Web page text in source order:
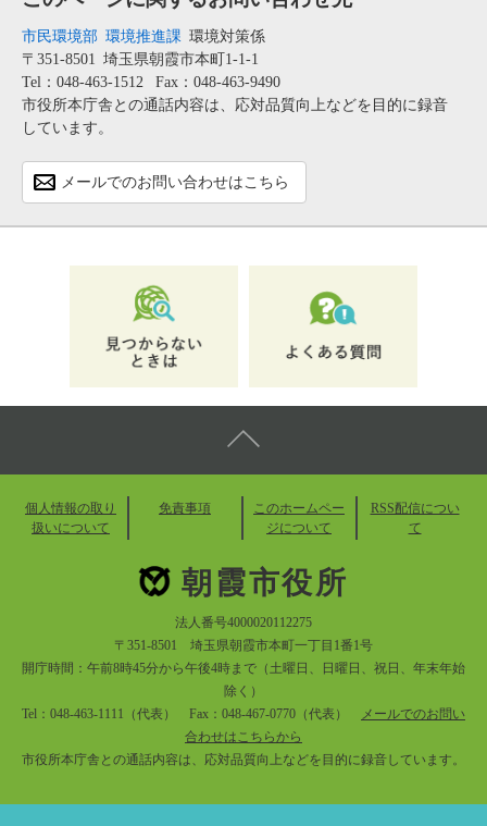
市民環境部 環境推進課 環境対策係
〒351-8501 埼玉県朝霞市本町1-1-1
Tel：048-463-1512
Fax：048-463-9490
市役所本庁舎との通話内容は、応対品質向上などを目的に録音
しています。
メールでのお問い合わせはこちら
個人情報の取り
扱いについて
免責事項
このホームペー
ジについて
RSS配信につい
て
朝霞市役所
法人番号4000020112275
〒351-8501 埼玉県朝霞市本町一丁目1番1号
開庁時間：午前8時45分から午後4時まで（土曜日、日曜日、祝日、年末年始
除く）
Tel：048-463-1111（代表） Fax：048-467-0770（代表）
メールでのお問い
合わせはこちらから
市役所本庁舎との通話内容は、応対品質向上などを目的に録音しています。